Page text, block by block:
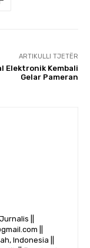
ARTIKULLI TJETËR
Elektronik Kembali
Gelar Pameran
||
||
Indonesia ||